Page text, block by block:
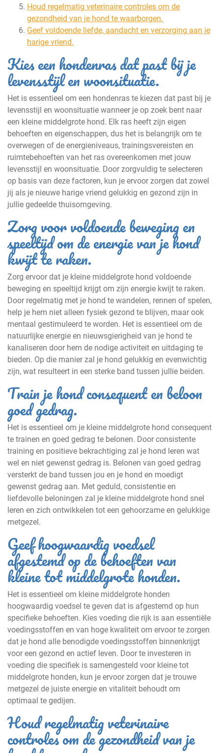
Houd regelmatig veterinaire controles om de
gezondheid van je hond te waarborgen.
Geef voldoende liefde, aandacht en verzorging aan je
harige vriend.
Kies een hondenras dat past bij je
levensstijl en woonsituatie.
Het is essentieel om een hondenras te kiezen dat past bij je
levensstijl en woonsituatie wanneer je op zoek bent naar
een kleine middelgrote hond. Elk ras heeft zijn eigen
behoeften en eigenschappen, dus het is belangrijk om te
overwegen of de energieniveaus, trainingsvereisten en
ruimtebehoeften van het ras overeenkomen met jouw
levensstijl en woonsituatie. Door zorgvuldig te selecteren
op basis van deze factoren, kun je ervoor zorgen dat zowel
jij als je nieuwe harige vriend gelukkig en gezond zijn in
jullie gedeelde thuisomgeving.
Zorg voor voldoende beweging en
speeltijd om de energie van je hond
kwijt te raken.
Zorg ervoor dat je kleine middelgrote hond voldoende
beweging en speeltijd krijgt om zijn energie kwijt te raken.
Door regelmatig met je hond te wandelen, rennen of spelen,
help je hem niet alleen fysiek gezond te blijven, maar ook
mentaal gestimuleerd te worden. Het is essentieel om de
natuurlijke energie en nieuwsgierigheid van je hond te
kanaliseren door hem de nodige activiteit en uitdaging te
bieden. Op die manier zal je hond gelukkig en evenwichtig
zijn, wat resulteert in een sterke band tussen jullie beiden.
Train je hond consequent en beloon
goed gedrag.
Het is essentieel om je kleine middelgrote hond consequent
te trainen en goed gedrag te belonen. Door consistente
training en positieve bekrachtiging zal je hond leren wat
wel en niet gewenst gedrag is. Belonen van goed gedrag
versterkt de band tussen jou en je hond en moedigt
gewenst gedrag aan. Met geduld, consistentie en
liefdevolle beloningen zal je kleine middelgrote hond snel
leren en zich ontwikkelen tot een gehoorzame en gelukkige
metgezel.
Geef hoogwaardig voedsel
afgestemd op de behoeften van
kleine tot middelgrote honden.
Het is essentieel om kleine middelgrote honden
hoogwaardig voedsel te geven dat is afgestemd op hun
specifieke behoeften. Kies voeding die rijk is aan essentiële
voedingsstoffen en van hoge kwaliteit om ervoor te zorgen
dat je hond alle benodigde voedingsstoffen binnenkrijgt
voor een gezond en actief leven. Door te investeren in
voeding die specifiek is samengesteld voor kleine tot
middelgrote honden, kun je ervoor zorgen dat je trouwe
metgezel de juiste energie en vitaliteit behoudt om
optimaal te gedijen.
Houd regelmatig veterinaire
controles om de gezondheid van je